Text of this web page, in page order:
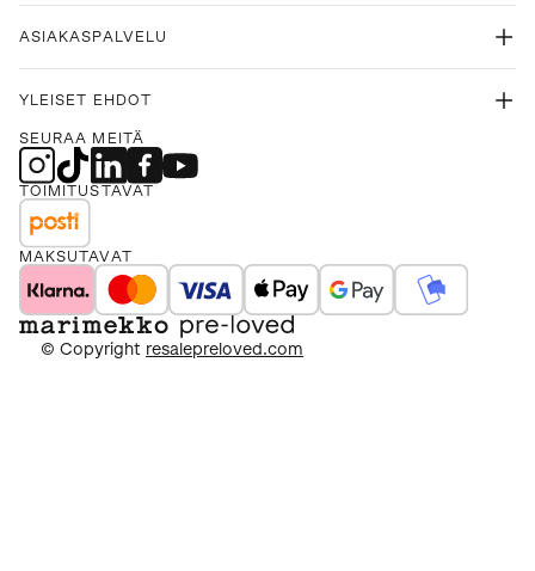
ASIAKASPALVELU
YLEISET EHDOT
SEURAA MEITÄ
TOIMITUSTAVAT
MAKSUTAVAT
© Copyright resalepreloved.com